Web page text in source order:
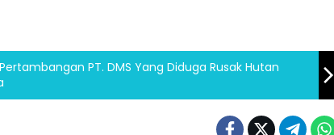
PT. DMS Yang Diduga Rusak Hutan